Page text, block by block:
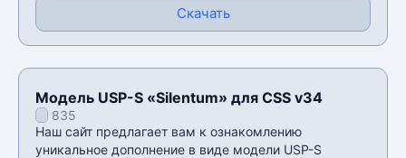
Скачать
Модель USP-S «Silentum» для CSS v34
835
Наш сайт предлагает вам к ознакомлению
уникальное дополнение в виде модели USP-S